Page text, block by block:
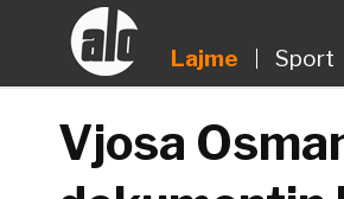
Lajme Sport
Vjosa